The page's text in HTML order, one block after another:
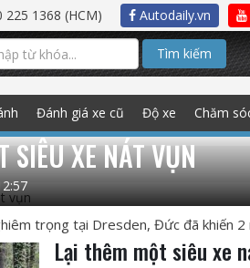
225 1368 (HCM) Autodaily.vn
Tìm kiếm
Đánh giá xe cũ Độ xe Chăm
SIÊU XE NÁT VỤN
trọng tại Dresden, Đức đã khiến
Lại thêm một siêu xe